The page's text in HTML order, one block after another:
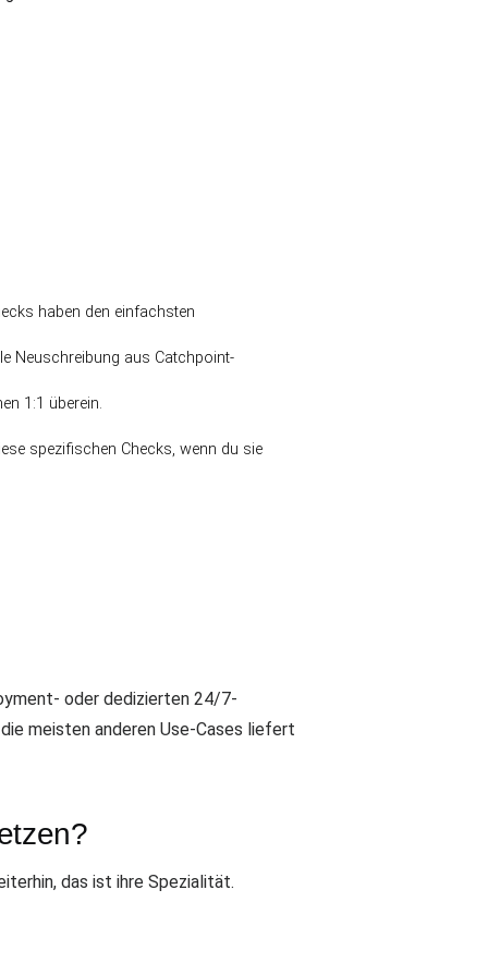
haben den einfachsten
Neuschreibung aus Catchpoint-
1:1 überein.
spezifischen Checks, wenn du sie
oder dedizierten 24/7-
meisten anderen Use-Cases liefert
das ist ihre Spezialität.